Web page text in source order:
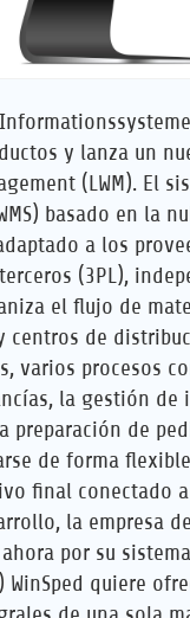
y lanza un
(LWM). El
basado en la
a los
(3PL),
el flujo de
centros de
varios procesos
la gestión de
preparación de
de forma
final conectado
la empresa
por su
WinSped quiere